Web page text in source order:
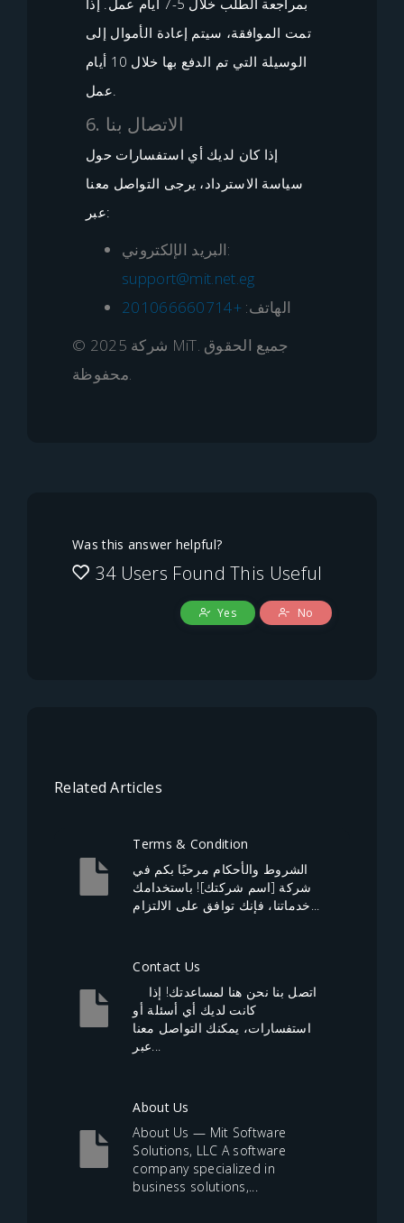
بمراجعة الطلب خلال 5-7 أيام عمل. إذا
تمت الموافقة، سيتم إعادة الأموال إلى
الوسيلة التي تم الدفع بها خلال 10 أيام
عمل.
6. الاتصال بنا
إذا كان لديك أي استفسارات حول
سياسة الاسترداد، يرجى التواصل معنا
عبر:
البريد الإلكتروني:
support@mit.net.eg
الهاتف:+201066660714
© 2025 شركة MiT. جميع الحقوق
محفوظة.
Was this answer helpful?
34 Users Found This Useful
Yes No
Related Articles
Terms & Condition
الشروط والأحكام مرحبًا بكم في
شركة [اسم شركتك]! باستخدامك
خدماتنا، فإنك توافق على الالتزام...
Contact Us
كانت لديك أي أسئلة أو
استفسارات، يمكنك التواصل معنا
عبر...
About Us
About Us — Mit Software
Solutions, LLC A software
company specialized in
business solutions,...